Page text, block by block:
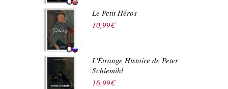
Le Petit Héros
10,99€
L'Étrange Histoire de Peter
Schlemihl
16,99€